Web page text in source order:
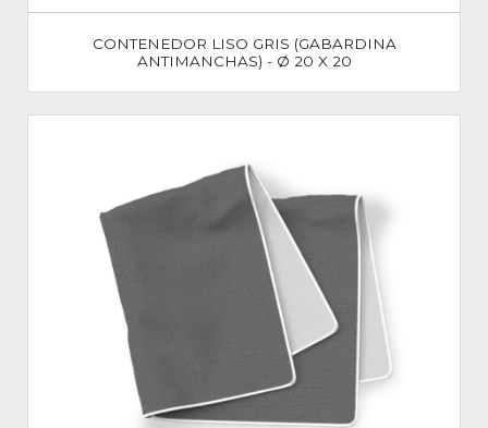
CONTENEDOR LISO GRIS (GABARDINA
ANTIMANCHAS) - Ø 20 X 20